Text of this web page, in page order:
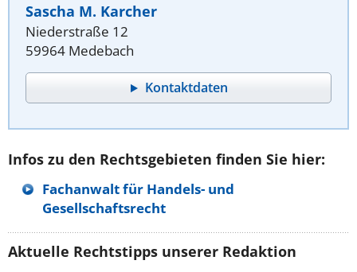
Sascha M. Karcher
Niederstraße 12
59964 Medebach
Kontaktdaten
Infos zu den Rechtsgebieten finden Sie hier:
Fachanwalt für Handels- und
Gesellschaftsrecht
Aktuelle Rechtstipps unserer Redaktion